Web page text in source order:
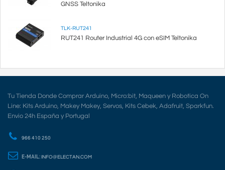
GNSS Teltonika
TLK-RUT241
RUT241 Router Industrial 4G con eSIM Teltonika
Tu Tienda Donde Comprar Arduino, Micro:bit, Maqueen y Robotica On
Line: Kits Arduino, Makey Makey, Servos, Kits Cebek, Adafruit, Sparkfun.
Envio 24h España y Portugal
966 410 250
E-MAIL: INFO@ELECTAN.COM